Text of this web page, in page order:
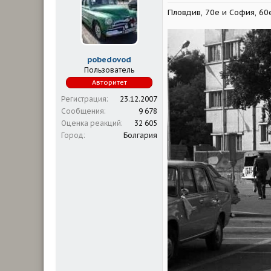
а
л
а
pobedovod
Пользователь
Авторитет
Регистрация
23.12.2007
Сообщения
9 678
Оценка реакций
32 605
Город
Болгария
Пловдив, 70е и София,